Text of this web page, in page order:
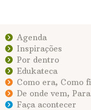
Agenda
Inspirações
Por dentro
Edukateca
Como era, Como
De onde vem,
Faça acontecer